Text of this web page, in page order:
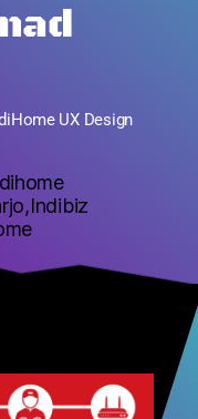
UX Design